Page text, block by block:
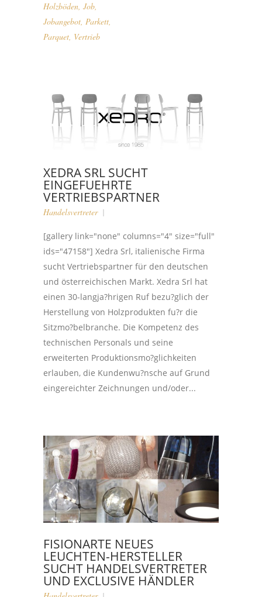
Holzböden, Job,
Jobangebot, Parkett,
Parquet, Vertrieb
XEDRA SRL SUCHT
EINGEFUEHRTE
VERTRIEBSPARTNER
Handelsvertreter
[gallery link="none" columns="4" size="full"
ids="47158"] Xedra Srl, italienische Firma
sucht Vertriebspartner für den deutschen
und österreichischen Markt. Xedra Srl hat
einen 30-langja?hrigen Ruf bezu?glich der
Herstellung von Holzprodukten fu?r die
Sitzmo?belbranche. Die Kompetenz des
technischen Personals und seine
erweiterten Produktionsmo?glichkeiten
erlauben, die Kundenwu?nsche auf Grund
eingereichter Zeichnungen und/oder...
FISIONARTE NEUES
LEUCHTEN-HERSTELLER
SUCHT HANDELSVERTRETER
UND EXCLUSIVE HÄNDLER